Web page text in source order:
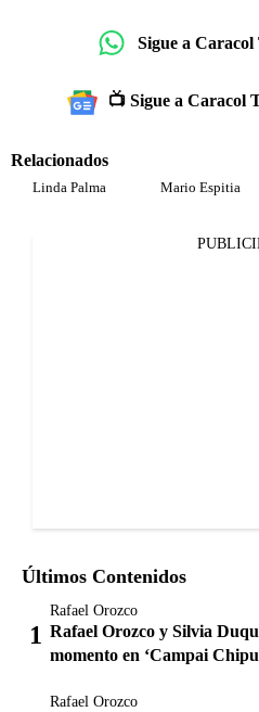
Sigue a
📺 Sigue a Caracol
Relacionados
Linda Palma Mario Espitia
Últimos Contenidos
Rafael Orozco
Rafael Orozco y Silvia
momento en ‘Campai
Rafael Orozco